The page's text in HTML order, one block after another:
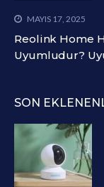
MAYIS 17, 2025
Reolink Home
Uyumludur?
SON